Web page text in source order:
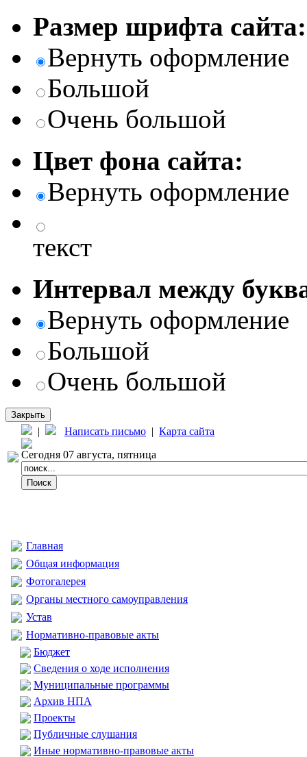
Размер шрифта сайта:
Вернуть оформление
Большой
Очень большой
Цвет фона сайта:
Вернуть оформление
текст
Интервал между
Вернуть оформление
Большой
Очень большой
Закрыть
| Написать письмо | Карта сайта
Сегодня 07 августа, пятница
Главная
Общая информация
Фотогалерея
Органы местного самоуправления
Устав
Нормативно-правовые акты
Бюджет
Сведения о ходе исполнения
Муниципальные программы
Архив НПА
Проекты
Публичные слушания
Иные нормативно-правовые акты